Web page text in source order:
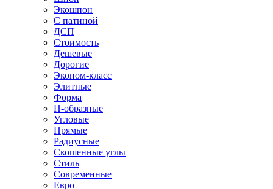
Экошпон
С патиной
ДСП
Стоимость
Дешевые
Дорогие
Эконом-класс
Элитные
Форма
П-образные
Угловые
Прямые
Радиусные
Скошенные углы
Стиль
Современные
Евро